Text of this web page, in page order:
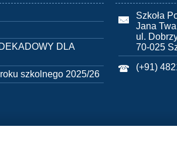
DLA
szkolnego 2025/26
Szkoła
Jana
ul.
70-025
(+91)